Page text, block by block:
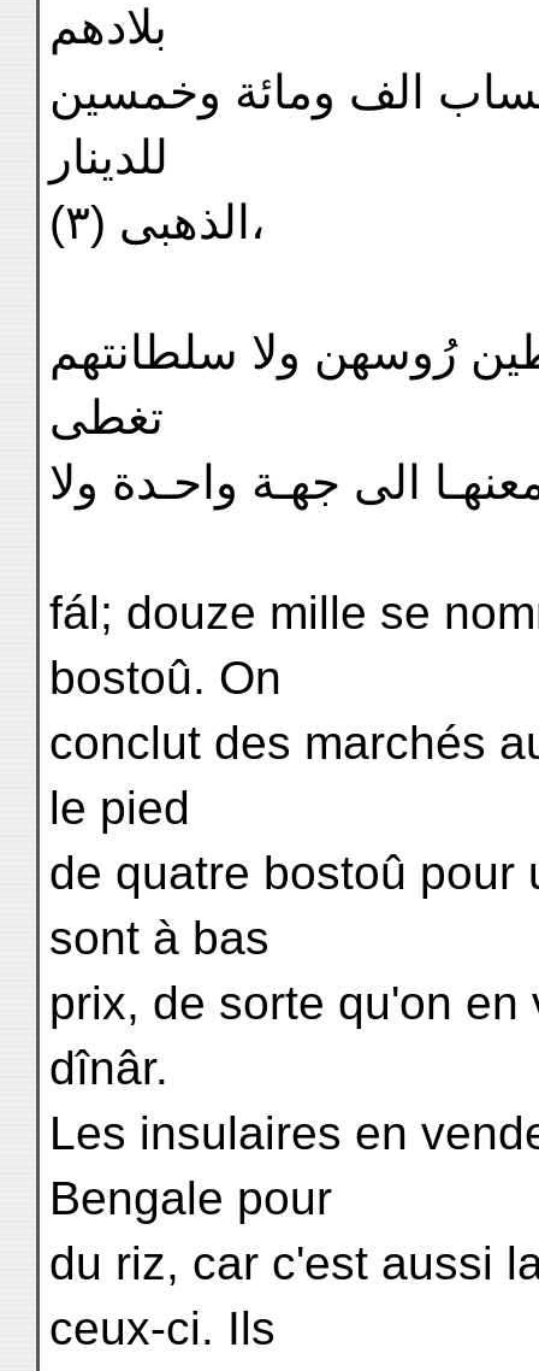
بلادهم
الف ومائة وخمسين
للدينار
الذهبى (٣)،
رُوسهن ولا سلطانتهم
تغطى
الى جهـة واحـدة ولا
fál; douze mille se
bostoû. On
conclut des marchés
le pied
de quatre bostoû pour
sont à bas
prix, de sorte qu'on
dînâr.
Les insulaires en
Bengale pour
du riz, car c'est aussi
ceux-ci. Ils